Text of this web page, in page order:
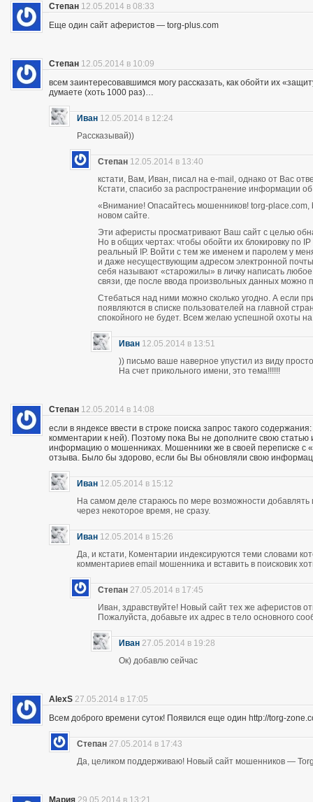
Степан 12.05.2014 в 08:33
Еще один сайт аферистов — torg-plus.com
Степан 12.05.2014 в 10:09
всем заинтересовавшимся могу рассказать, как обойти их
думаете (хоть 1000 раз)…
Иван 12.05.2014 в 12:24
Рассказывай))
Степан 12.05.2014 в 13:40
кстати, Вам, Иван, писал на e-mail, однако от Вас
Кстати, спасибо за распространение информации
«Внимание! Опасайтесь мошенников! torg-place.com,
новом сайте.
Эти аферисты просматривают Ваш сайт с целью
Но в общих чертах: чтобы обойти их блокировку по
реальный IP. Войти с тем же именем и паролем у
и даже несуществующим адресом электронной
себя называют «старожилы» в личку написать
связи, где после ввода произвольных данных можно
Стебаться над ними можно сколько угодно. А если
появляются в списке пользователей на главной
спокойного не будет. Всем желаю успешной охоты
Иван 12.05.2014 в 13:51
)) письмо ваше наверное упустил из виду
На счет прикольного имени, это тема!!!!!!
Степан 12.05.2014 в 14:08
если в яндексе ввести в строке поиска запрос такого
комментарии к ней). Поэтому пока Вы не дополните свою
информацию о мошенниках. Мошенники же в своей переписке с
отзыва. Было бы здорово, если бы Вы обновляли свою
Иван 12.05.2014 в 15:12
На самом деле стараюсь по мере возможности
через некоторое время, не сразу.
Иван 12.05.2014 в 15:26
Да, и кстати, Коментарии индексируются теми словами
комментариев email мошенника и вставить в поисковик
Степан 27.05.2014 в 17:45
Иван, здравствуйте! Новый сайт тех же аферистов
Пожалуйста, добавьте их адрес в тело основного
Иван 27.05.2014 в 19:28
Ок) добавлю сейчас
AlexS 27.05.2014 в 17:05
Всем доброго времени суток! Появился еще один http://torg-
Степан 27.05.2014 в 17:43
Да, целиком поддерживаю! Новый сайт мошенников —
Мария 29.05.2014 в 13:21